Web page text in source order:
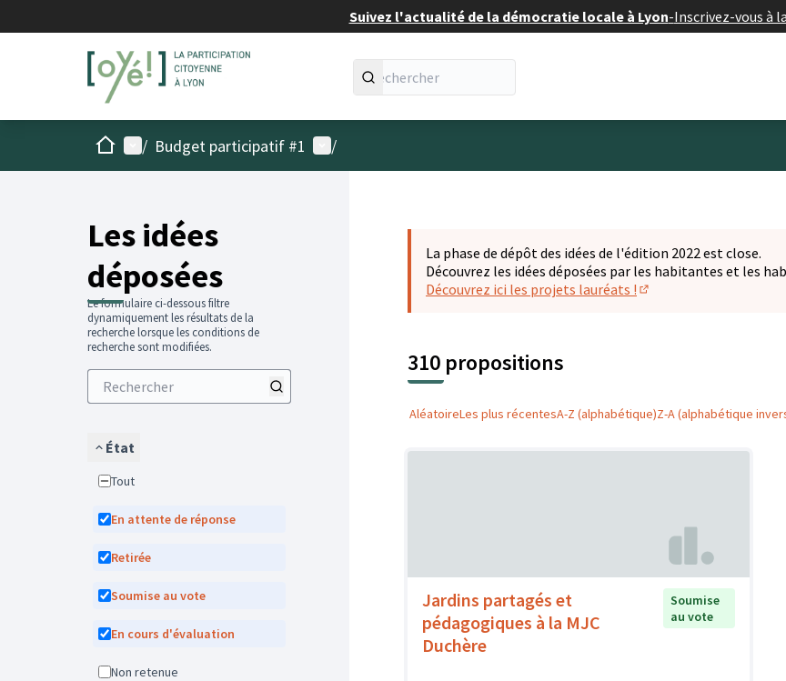
Suivez l'actualité de la démocratie locale à Lyon-Inscrivez-vous à
AccueilMenu principal
/ Budget participatif #1 Menu utilisateur
/
Les idées
déposées
Le formulaire ci-dessous filtre
dynamiquement les résultats de la
recherche lorsque les conditions de
recherche sont modifiées.
État
Tout
En attente de réponse
Retirée
Soumise au vote
En cours d'évaluation
Non retenue
La phase de dépôt des idées de l'édition 2022 est close.
Découvrez les idées déposées par les habitantes et les
Découvrez ici les projets lauréats !
310 propositions
AléatoireLes plus récentesA-Z (alphabétique)Z-A (alphabétique
Jardins partagés et
pédagogiques à la MJC
Duchère
Soumise
au vote